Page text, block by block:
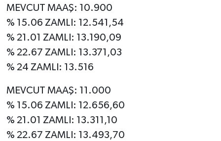
MEVCUT MAAŞ: 10.900
% 15.06 ZAMLI: 12.541,54
% 21.01 ZAMLI: 13.190,09
% 22.67 ZAMLI: 13.371,03
% 24 ZAMLI: 13.516
MEVCUT MAAŞ: 11.000
% 15.06 ZAMLI: 12.656,60
% 21.01 ZAMLI: 13.311,10
% 22.67 ZAMLI: 13.493,70